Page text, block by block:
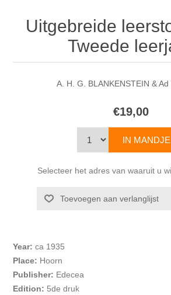
Uitgebreide
Tweede
A. H. G. BLANKENSTEIN & Ad
€19,00
Selecteer het adres van waaruit u
Year: ca 1935
Place: Hoorn
Publisher: Edecea
Edition: 5de druk